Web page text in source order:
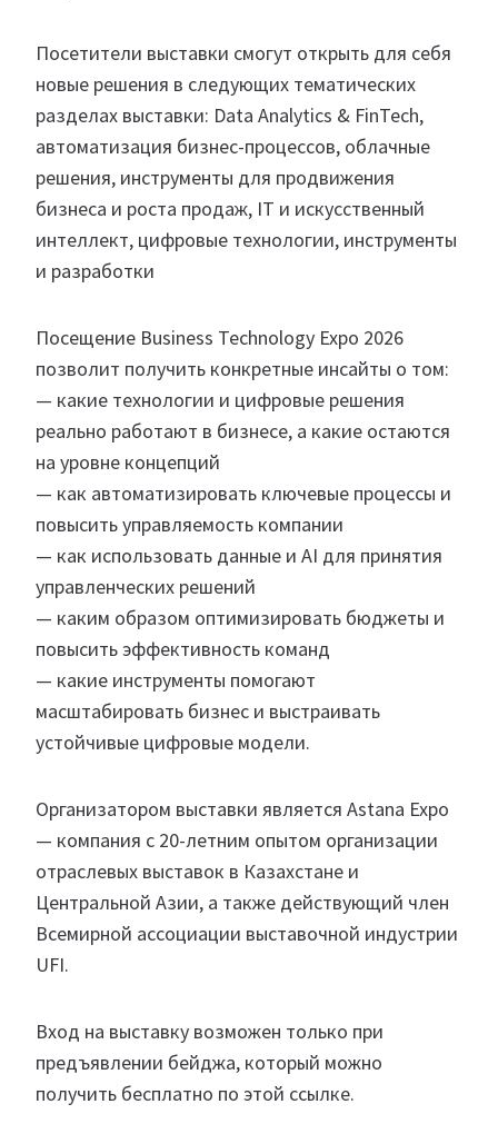
Посетители выставки смогут открыть для себя
новые решения в следующих тематических
разделах выставки: Data Analytics & FinTech,
автоматизация бизнес-процессов, облачные
решения, инструменты для продвижения
бизнеса и роста продаж, IT и искусственный
интеллект, цифровые технологии, инструменты
и разработки
Посещение Business Technology Expo 2026
позволит получить конкретные инсайты о том:
— какие технологии и цифровые решения
реально работают в бизнесе, а какие остаются
на уровне концепций
— как автоматизировать ключевые процессы и
повысить управляемость компании
— как использовать данные и AI для принятия
управленческих решений
— каким образом оптимизировать бюджеты и
повысить эффективность команд
— какие инструменты помогают
масштабировать бизнес и выстраивать
устойчивые цифровые модели.
Организатором выставки является Astana Expo
— компания с 20-летним опытом организации
отраслевых выставок в Казахстане и
Центральной Азии, а также действующий член
Всемирной ассоциации выставочной индустрии
UFI.
Вход на выставку возможен только при
предъявлении бейджа, который можно
получить бесплатно по этой ссылке.